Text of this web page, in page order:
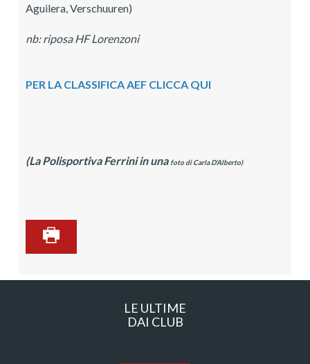
Aguilera, Verschuuren)
nb: riposa HF Lorenzoni
PER LA CLASSIFICA AEF CLICCA QUI
(La Polisportiva Ferrini in una foto di Carla D'Alberto)
LE ULTIME
DAI CLUB